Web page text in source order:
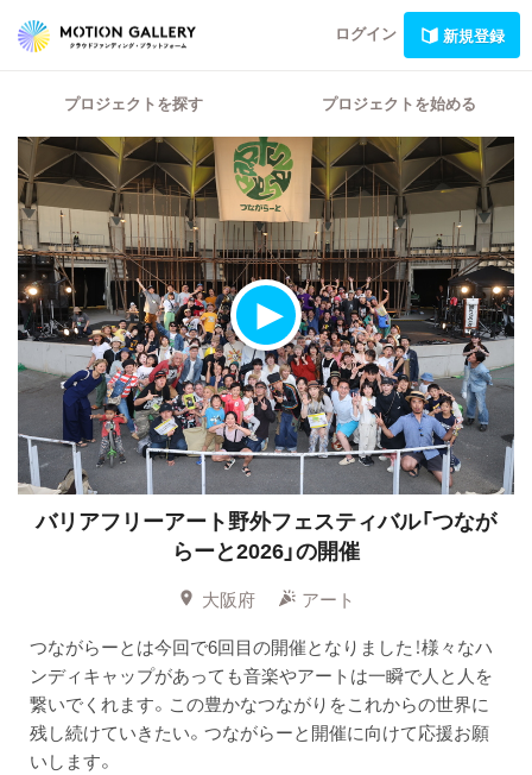
ログイン 新規登録
プロジェクトを探す プロジェクトを始める
バリアフリーアート野外フェスティバル「つなが
らーと2026」の開催
大阪府
アート
つながらーとは今回で6回目の開催となりました！様々なハ
ンディキャップがあっても音楽やアートは一瞬で人と人を
繋いでくれます。この豊かなつながりをこれからの世界に
残し続けていきたい。つながらーと開催に向けて応援お願
いします。